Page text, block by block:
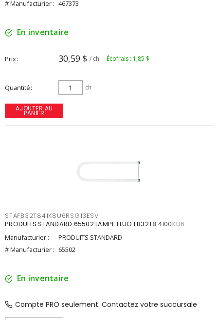
# Manufacturier : 467373
En inventaire
Prix 30,59 $ / ch Écofrais : 1,85 $
Quantité ch
AJOUTER AU
PANIER
STAFB32T841K8U6RSG13ESV
PRODUITS STANDARD 65502 LAMPE FLUO FB32T8 4100KU6
Manufacturier :
PRODUITS STANDARD
# Manufacturier : 65502
En inventaire
Compte PRO seulement. Contactez votre succursale